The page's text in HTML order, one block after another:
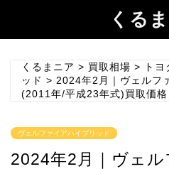
くる
くるまニア > 買取相場 > トヨ
ッド > 2024年2月｜ヴェルフ
(2011年/平成23年式)買取価格
ヴェルファイアハイブリッド
2024年2月｜ヴェ